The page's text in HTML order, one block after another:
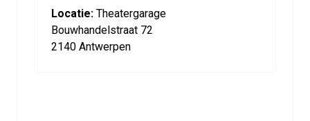
Locatie: Theatergarage
Bouwhandelstraat 72
2140 Antwerpen